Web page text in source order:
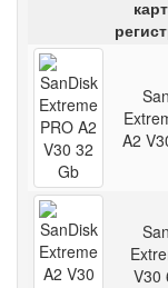
A2
V30